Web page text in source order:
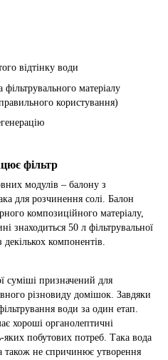
відтінку води
матеріалу
користування)
фільтр
модулів – балону з
для розчинення солі. Балон
композиційного матеріалу,
знаходиться 50 л фільтрувальної
компонентів.
суміші призначений для
різновиду домішок. Завдяки
води за один етап.
хороші органолептичні
яких побутових потреб. Така вода
також не спричинює утворення